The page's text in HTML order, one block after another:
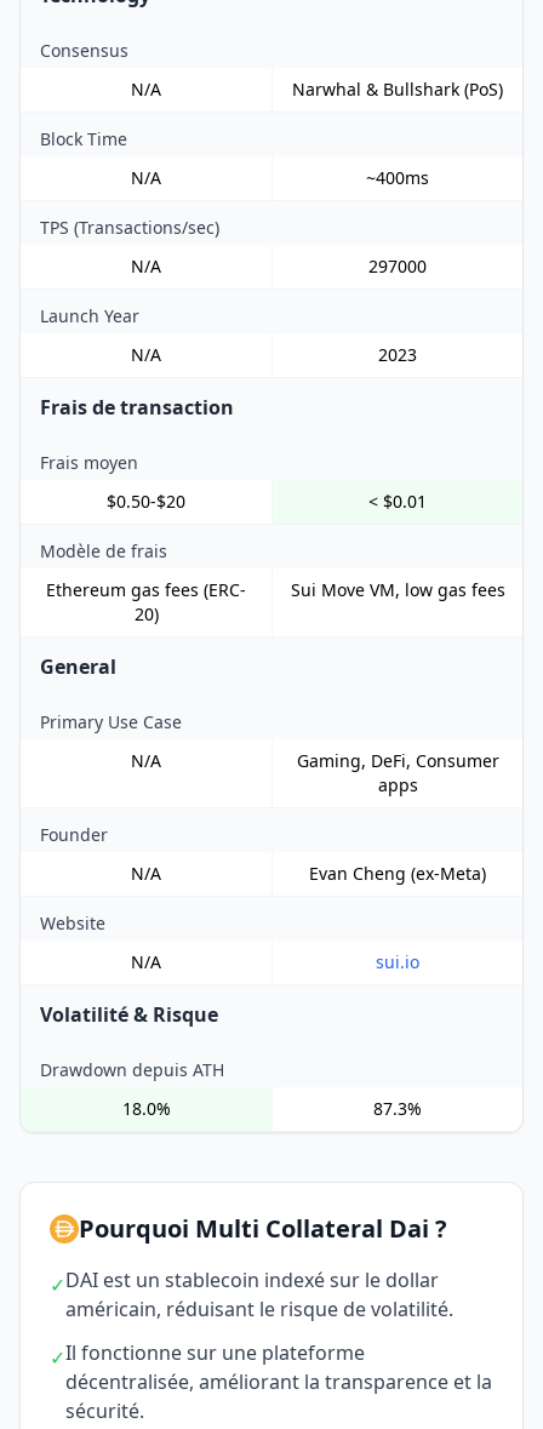
Consensus
N/A
Narwhal & Bullshark (PoS)
Block Time
N/A
~400ms
TPS (Transactions/sec)
N/A
297000
Launch Year
N/A
2023
Frais de transaction
Frais moyen
$0.50-$20
< $0.01
Modèle de frais
Ethereum gas fees (ERC-
20)
Sui Move VM, low gas fees
General
Primary Use Case
N/A
Gaming, DeFi, Consumer
apps
Founder
N/A
Evan Cheng (ex-Meta)
Website
N/A
sui.io
Volatilité & Risque
Drawdown depuis ATH
18.0%
87.3%
Pourquoi Multi Collateral Dai ?
✓DAI est un stablecoin indexé sur le dollar
américain, réduisant le risque de volatilité.
✓Il fonctionne sur une plateforme
décentralisée, améliorant la transparence et la
sécurité.